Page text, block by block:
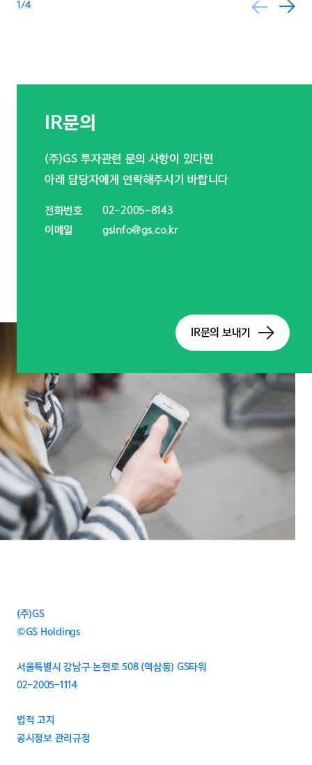
1/4
IR문의
(주)GS 투자관련 문의 사항이 있다면
아래 담당자에게 연락해주시기 바랍니다
전화번호
02-2005-8143
이메일
gsinfo@gs.co.kr
IR문의 보내기
(주)GS
©GS Holdings
서울특별시 강남구 논현로 508 (역삼동) GS타워
02-2005-1114
법적 고지
공시정보 관리규정